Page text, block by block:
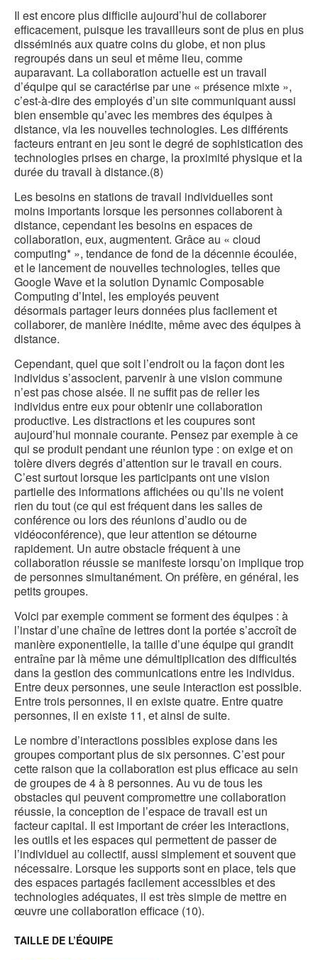
Il est encore plus difficile aujourd’hui de collaborer
efficacement, puisque les travailleurs sont de plus en plus
disséminés aux quatre coins du globe, et non plus
regroupés dans un seul et même lieu, comme
auparavant. La collaboration actuelle est un travail
d’équipe qui se caractérise par une « présence mixte »,
c’est-à-dire des employés d’un site communiquant aussi
bien ensemble qu’avec les membres des équipes à
distance, via les nouvelles technologies. Les différents
facteurs entrant en jeu sont le degré de sophistication des
technologies prises en charge, la proximité physique et la
durée du travail à distance.(8)
Les besoins en stations de travail individuelles sont
moins importants lorsque les personnes collaborent à
distance, cependant les besoins en espaces de
collaboration, eux, augmentent. Grâce au « cloud
computing* », tendance de fond de la décennie écoulée,
et le lancement de nouvelles technologies, telles que
Google Wave et la solution Dynamic Composable
Computing d’Intel, les employés peuvent
désormais partager leurs données plus facilement et
collaborer, de manière inédite, même avec des équipes à
distance.
Cependant, quel que soit l’endroit ou la façon dont les
individus s’associent, parvenir à une vision commune
n’est pas chose aisée. Il ne suffit pas de relier les
individus entre eux pour obtenir une collaboration
productive. Les distractions et les coupures sont
aujourd’hui monnaie courante. Pensez par exemple à ce
qui se produit pendant une réunion type : on exige et on
tolère divers degrés d’attention sur le travail en cours.
C’est surtout lorsque les participants ont une vision
partielle des informations affichées ou qu’ils ne voient
rien du tout (ce qui est fréquent dans les salles de
conférence ou lors des réunions d’audio ou de
vidéoconférence), que leur attention se détourne
rapidement. Un autre obstacle fréquent à une
collaboration réussie se manifeste lorsqu’on implique trop
de personnes simultanément. On préfère, en général, les
petits groupes.
Voici par exemple comment se forment des équipes : à
l’instar d’une chaîne de lettres dont la portée s’accroît de
manière exponentielle, la taille d’une équipe qui grandit
entraîne par là même une démultiplication des difficultés
dans la gestion des communications entre les individus.
Entre deux personnes, une seule interaction est possible.
Entre trois personnes, il en existe quatre. Entre quatre
personnes, il en existe 11, et ainsi de suite.
Le nombre d’interactions possibles explose dans les
groupes comportant plus de six personnes. C’est pour
cette raison que la collaboration est plus efficace au sein
de groupes de 4 à 8 personnes. Au vu de tous les
obstacles qui peuvent compromettre une collaboration
réussie, la conception de l’espace de travail est un
facteur capital. Il est important de créer les interactions,
les outils et les espaces qui permettent de passer de
l’individuel au collectif, aussi simplement et souvent que
nécessaire. Lorsque les supports sont en place, tels que
des espaces partagés facilement accessibles et des
technologies adéquates, il est très simple de mettre en
œuvre une collaboration efficace (10).
TAILLE DE L’ÉQUIPE